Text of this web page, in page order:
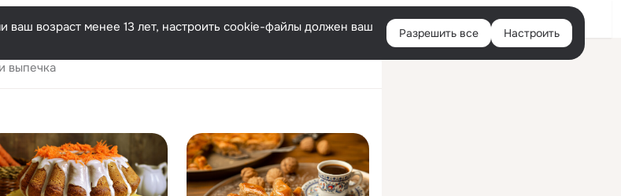
Русский Войти
возраст менее 13 лет, настроить cookie-файлы должен ваш
Разрешить все Настроить
выпечка